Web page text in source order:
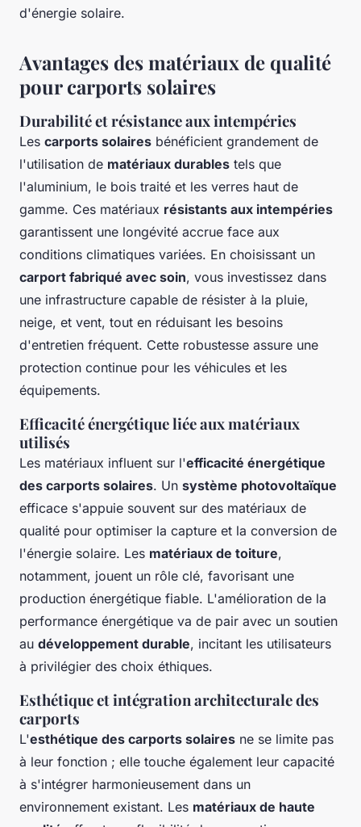
d'énergie solaire.
Avantages des matériaux de qualité
pour carports solaires
Durabilité et résistance aux intempéries
Les carports solaires bénéficient grandement de
l'utilisation de matériaux durables tels que
l'aluminium, le bois traité et les verres haut de
gamme. Ces matériaux résistants aux intempéries
garantissent une longévité accrue face aux
conditions climatiques variées. En choisissant un
carport fabriqué avec soin, vous investissez dans
une infrastructure capable de résister à la pluie,
neige, et vent, tout en réduisant les besoins
d'entretien fréquent. Cette robustesse assure une
protection continue pour les véhicules et les
équipements.
Efficacité énergétique liée aux matériaux
utilisés
Les matériaux influent sur l'efficacité énergétique
des carports solaires. Un système photovoltaïque
efficace s'appuie souvent sur des matériaux de
qualité pour optimiser la capture et la conversion de
l'énergie solaire. Les matériaux de toiture,
notamment, jouent un rôle clé, favorisant une
production énergétique fiable. L'amélioration de la
performance énergétique va de pair avec un soutien
au développement durable, incitant les utilisateurs
à privilégier des choix éthiques.
Esthétique et intégration architecturale des
carports
L'esthétique des carports solaires ne se limite pas
à leur fonction ; elle touche également leur capacité
à s'intégrer harmonieusement dans un
environnement existant. Les matériaux de haute